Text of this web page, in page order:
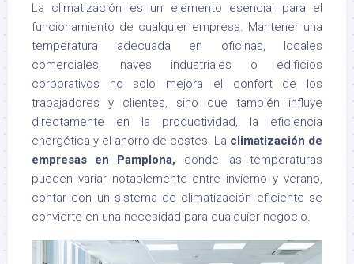
La climatización es un elemento esencial para el
funcionamiento de cualquier empresa. Mantener una
temperatura adecuada en oficinas, locales
comerciales, naves industriales o edificios
corporativos no solo mejora el confort de los
trabajadores y clientes, sino que también influye
directamente en la productividad, la eficiencia
energética y el ahorro de costes. La climatización de
empresas en Pamplona, donde las temperaturas
pueden variar notablemente entre invierno y verano,
contar con un sistema de climatización eficiente se
convierte en una necesidad para cualquier negocio.